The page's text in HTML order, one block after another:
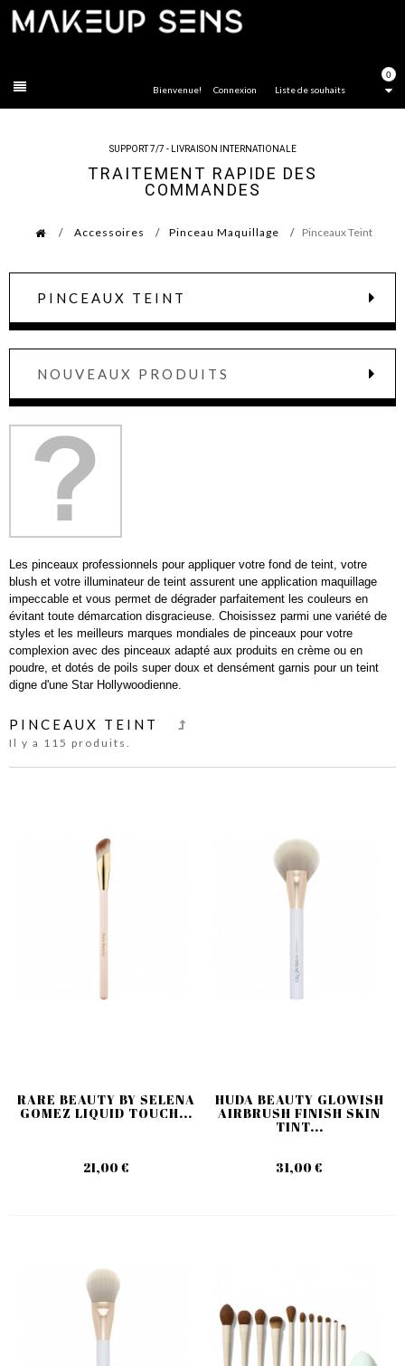
0
Liste de souhaits
Bienvenue! Connexion
SUPPORT 7/7 - LIVRAISON INTERNATIONALE
TRAITEMENT RAPIDE DES
COMMANDES
Accessoires Pinceau Maquillage Pinceaux Teint
PINCEAUX TEINT
NOUVEAUX PRODUITS
Les pinceaux professionnels pour appliquer votre fond de teint, votre
blush et votre illuminateur de teint assurent une application maquillage
impeccable et vous permet de dégrader parfaitement les couleurs en
évitant toute démarcation disgracieuse. Choisissez parmi une variété de
styles et les meilleurs marques mondiales de pinceaux pour votre
complexion avec des pinceaux adapté aux produits en crème ou en
poudre, et dotés de poils super doux et densément garnis pour un teint
digne d'une Star Hollywoodienne.
PINCEAUX TEINT
Il y a 115 produits.
RARE BEAUTY BY SELENA
GOMEZ LIQUID TOUCH...
21,00 €
HUDA BEAUTY GLOWISH
AIRBRUSH FINISH SKIN
TINT...
31,00 €